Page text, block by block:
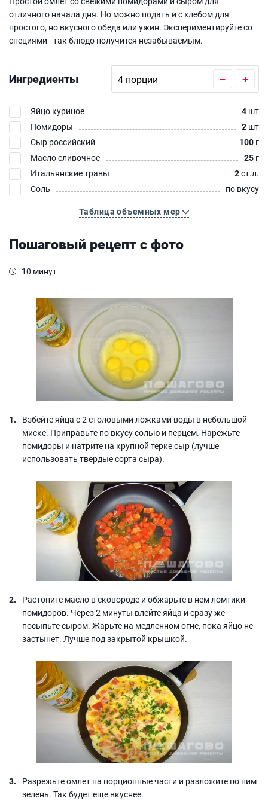
отличного начала дня. Но можно подать и с хлебом для
простого, но вкусного обеда или ужин. Экспериментируйте со
специями - так блюдо получится незабываемым.
Ингредиенты – +
Яйцо куриное 4 шт
Помидоры
2 шт
Сыр российский
100 г
Масло сливочное
25 г
Итальянские травы
2ст.л.
Соль
по вкусу
Таблица объемных мер
Пошаговый рецепт с фото
10 минут
Взбейте яйца с 2 столовыми ложками воды в небольшой
миске. Приправьте по вкусу солью и перцем. Нарежьте
помидоры и натрите на крупной терке сыр (лучше
использовать твердые сорта сыра).
Растопите масло в сковороде и обжарьте в нем ломтики
помидоров. Через 2 минуты влейте яйца и сразу же
посыпьте сыром. Жарьте на медленном огне, пока яйцо не
застынет. Лучше под закрытой крышкой.
Разрежьте омлет на порционные части и разложите по ним
зелень. Так будет еще вкуснее.